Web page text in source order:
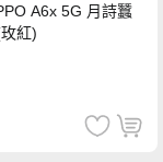
A6x 5G 月詩蠶
紅)